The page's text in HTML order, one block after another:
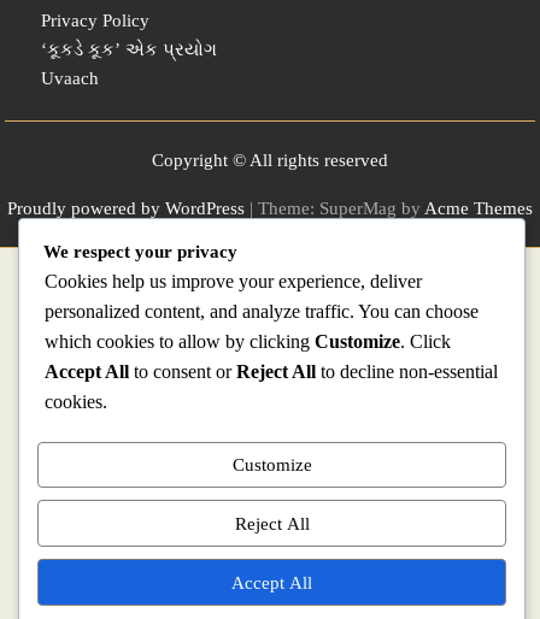
Privacy Policy
‘કૂકડે કૂક’ એક પ્રયોગ
Uvaach
Copyright © All rights reserved
Proudly powered by WordPress | Theme: SuperMag by Acme Themes
WP2Social Auto Publish
We respect your privacy
Cookies help us improve your experience, deliver
personalized content, and analyze traffic. You can choose
which cookies to allow by clicking Customize. Click
Accept All to consent orReject All to decline non-essential
cookies.
Customize
Reject All
Accept All